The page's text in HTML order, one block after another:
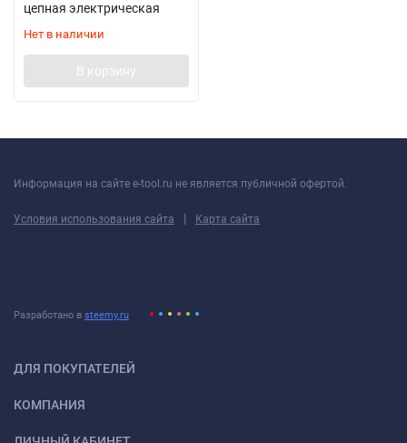
цепная электрическая
Нет в наличии
В корзину
Информация на сайте e-tool.ru не является публичной офертой.
Условия использования сайта | Карта сайта
Разработано в steemy.ru
ДЛЯ ПОКУПАТЕЛЕЙ
КОМПАНИЯ